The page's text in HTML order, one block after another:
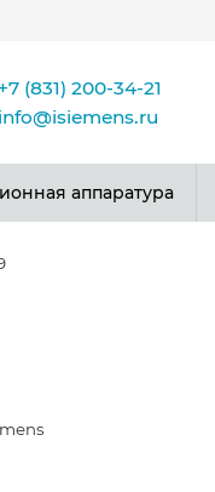
+7 (831) 200-34-21
info@isiemens.ru
аппаратура